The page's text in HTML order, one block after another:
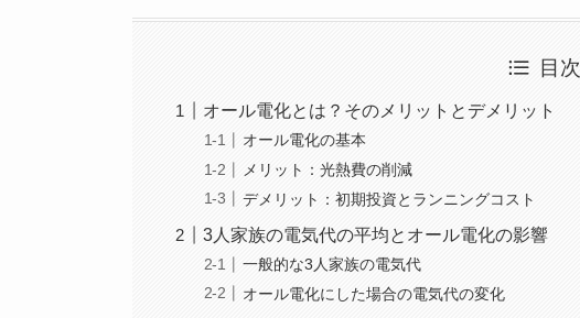
目次
オール電化とは？そのメリットとデメリット
オール電化の基本
メリット：光熱費の削減
デメリット：初期投資とランニングコスト
3人家族の電気代の平均とオール電化の影響
一般的な3人家族の電気代
オール電化にした場合の電気代の変化